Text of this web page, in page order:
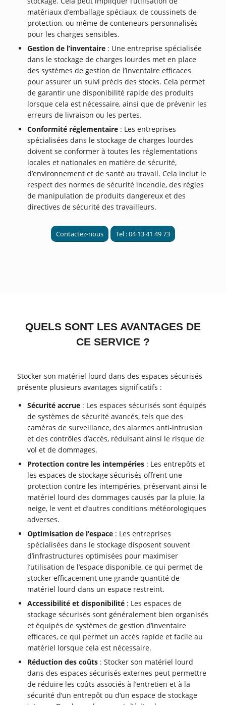
matériaux d’emballage spéciaux, de coussinets de
protection, ou même de conteneurs personnalisés
pour les charges sensibles.
Gestion de l’inventaire : Une entreprise spécialisée
dans le stockage de charges lourdes met en place
des systèmes de gestion de l’inventaire efficaces
pour assurer un suivi précis des stocks. Cela permet
de garantir une disponibilité rapide des produits
lorsque cela est nécessaire, ainsi que de prévenir les
erreurs de livraison ou les pertes.
Conformité réglementaire : Les entreprises
spécialisées dans le stockage de charges lourdes
doivent se conformer à toutes les réglementations
locales et nationales en matière de sécurité,
d’environnement et de santé au travail. Cela inclut le
respect des normes de sécurité incendie, des règles
de manipulation de produits dangereux et des
directives de sécurité des travailleurs.
Contactez-nous Tel : 04 13 41 49 73
QUELS SONT LES AVANTAGES DE
CE SERVICE ?
Stocker son matériel lourd dans des espaces sécurisés
présente plusieurs avantages significatifs :
Sécurité accrue : Les espaces sécurisés sont équipés
de systèmes de sécurité avancés, tels que des
caméras de surveillance, des alarmes anti-intrusion
et des contrôles d’accès, réduisant ainsi le risque de
vol et de dommages.
Protection contre les intempéries : Les entrepôts et
les espaces de stockage sécurisés offrent une
protection contre les intempéries, préservant ainsi le
matériel lourd des dommages causés par la pluie, la
neige, le vent et d’autres conditions météorologiques
adverses.
Optimisation de l’espace : Les entreprises
spécialisées dans le stockage disposent souvent
d’infrastructures optimisées pour maximiser
l’utilisation de l’espace disponible, ce qui permet de
stocker efficacement une grande quantité de
matériel lourd dans un espace restreint.
Accessibilité et disponibilité : Les espaces de
stockage sécurisés sont généralement bien organisés
et équipés de systèmes de gestion d’inventaire
efficaces, ce qui permet un accès rapide et facile au
matériel lorsque cela est nécessaire.
Réduction des coûts : Stocker son matériel lourd
dans des espaces sécurisés externes peut permettre
de réduire les coûts associés à l’entretien et à la
sécurité d’un entrepôt ou d’un espace de stockage